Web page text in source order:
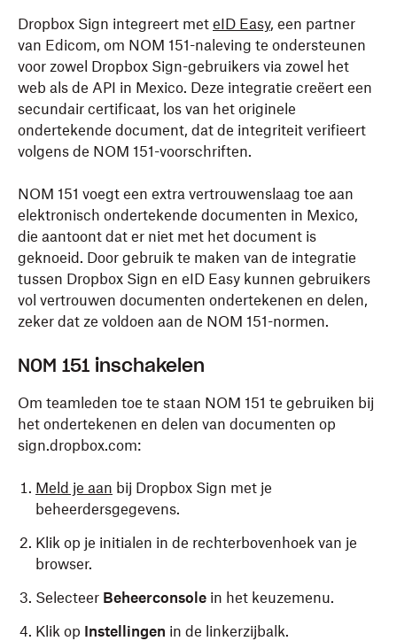
Dropbox Sign integreert met eID Easy, een partner
van Edicom, om NOM 151-naleving te ondersteunen
voor zowel Dropbox Sign-gebruikers via zowel het
web als de API in Mexico. Deze integratie creëert een
secundair certificaat, los van het originele
ondertekende document, dat de integriteit verifieert
volgens de NOM 151-voorschriften.
NOM 151 voegt een extra vertrouwenslaag toe aan
elektronisch ondertekende documenten in Mexico,
die aantoont dat er niet met het document is
geknoeid. Door gebruik te maken van de integratie
tussen Dropbox Sign en eID Easy kunnen gebruikers
vol vertrouwen documenten ondertekenen en delen,
zeker dat ze voldoen aan de NOM 151-normen.
NOM 151 inschakelen
Om teamleden toe te staan NOM 151 te gebruiken bij
het ondertekenen en delen van documenten op
sign.dropbox.com:
Meld je aan bij Dropbox Sign met je
beheerdersgegevens.
Klik op je initialen in de rechterbovenhoek van je
browser.
Selecteer Beheerconsole in het keuzemenu.
Klik op Instellingen in de linkerzijbalk.